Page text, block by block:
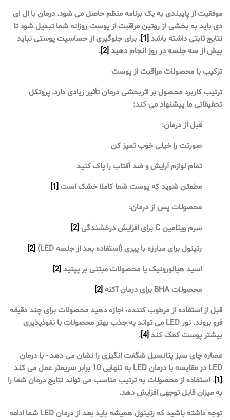
موفقیت از پایبندی به یک برنامه منظم حاصل می شود. درمان با ال ای
دی باید به بخشی از روتین مراقبت از پوست روزانه شما تبدیل شود تا
نتایج ثابتی داشته باشد[1] . برای جلوگیری از حساسیت پوستی نباید
بیش از سه جلسه در روز انجام دهید[2]
.
ترکیب با محصولات مراقبت از پوست
ترتیب کاربرد محصول بر اثربخشی درمان تأثیر زیادی دارد. پروتکل
تحقیقاتی ما پیشنهاد می کند:
قبل از درمان:
صورتت را خیلی خوب تمیز کن
تمام لوازم آرایش و ضد آفتاب را پاک کنید
مطمئن شوید که پوست شما کاملا خشک است[1]
محصولات پس از درمان:
سرم ویتامین C برای افزایش درخشندگی
[2]
رتینول برای مبارزه با پیری (استفاده بعد از جلسه LED)
[2]
اسید هیالورونیک یا محصولات مبتنی بر پپتید[2]
محصولات BHA برای درمان آکنه
[2]
قبل از استفاده از مرطوب کننده، اجازه دهید محصولات برای چند دقیقه
فرو بروند. نور LED می تواند به جذب بهتر محصولات با نفوذپذیری
بیشتر پوست کمک کند[4]
.
عصاره چای سبز پتانسیل شگفت انگیزی را نشان می دهد - با درمان
LED در مقایسه با درمان LED به تنهایی 10 برابر سریعتر عمل می کند
[1] . استفاده از محصولات به ترتیب مناسب می تواند نتایج درمان شما را
به میزان قابل توجهی افزایش دهد.
توجه داشته باشید که رتینول همیشه باید بعد از درمان LED شما ادامه